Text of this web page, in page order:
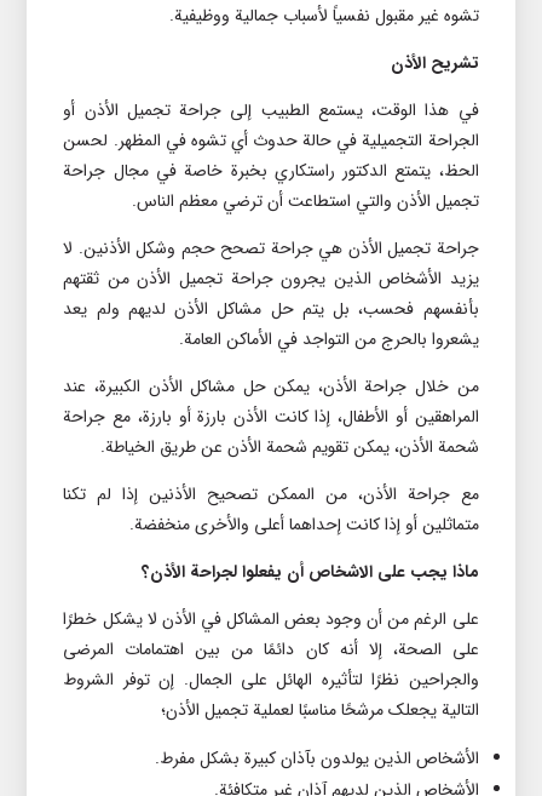
تشوه غير مقبول نفسياً لأسباب جمالية ووظيفية.
تشريح الأذن
في هذا الوقت، يستمع الطبيب إلى جراحة تجميل الأذن أو
الجراحة التجميلية في حالة حدوث أي تشوه في المظهر. لحسن
الحظ، يتمتع الدکتور راستکاري بخبرة خاصة في مجال جراحة
تجميل الأذن والتي استطاعت أن ترضي معظم الناس.
جراحة تجميل الأذن هي جراحة تصحح حجم وشکل الأذنين. لا
يزيد الأشخاص الذين يجرون جراحة تجميل الأذن من ثقتهم
بأنفسهم فحسب، بل يتم حل مشاکل الأذن لديهم ولم يعد
يشعروا بالحرج من التواجد في الأماکن العامة.
من خلال جراحة الأذن، يمکن حل مشاکل الأذن الکبيرة، عند
المراهقين أو الأطفال، إذا کانت الأذن بارزة أو بارزة، مع جراحة
شحمة الأذن، يمکن تقويم شحمة الأذن عن طريق الخياطة.
مع جراحة الأذن، من الممکن تصحيح الأذنين إذا لم تکنا
متماثلين أو إذا کانت إحداهما أعلى والأخرى منخفضة.
ماذا يجب على الاشخاص أن يفعلوا لجراحة الأذن؟
على الرغم من أن وجود بعض المشاکل في الأذن لا يشکل خطرًا
على الصحة، إلا أنه کان دائمًا من بين اهتمامات المرضى
والجراحين نظرًا لتأثيره الهائل على الجمال. إن توفر الشروط
التالية يجعلک مرشحًا مناسبًا لعملية تجميل الأذن؛
الأشخاص الذين يولدون بآذان کبيرة بشکل مفرط.
الأشخاص الذين لديهم آذان غير متکافئة.